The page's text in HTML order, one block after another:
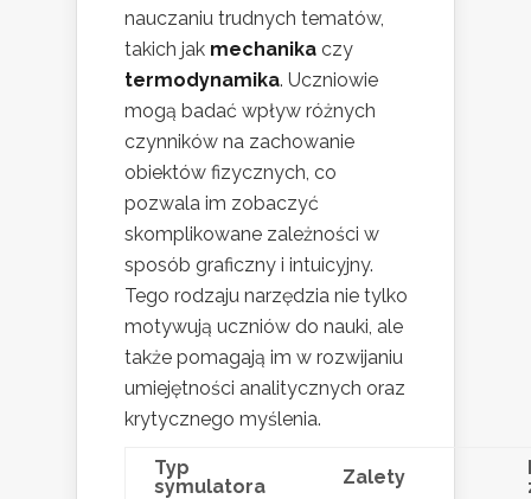
nauczaniu trudnych tematów,
takich jak mechanika czy
termodynamika. Uczniowie
mogą badać wpływ różnych
czynników na zachowanie
obiektów fizycznych, co
pozwala im zobaczyć
skomplikowane zależności w
sposób graficzny i intuicyjny.
Tego rodzaju narzędzia nie tylko
motywują uczniów do nauki, ale
także pomagają im w rozwijaniu
umiejętności analitycznych oraz
krytycznego myślenia.
Typ
symulatora
Zalety